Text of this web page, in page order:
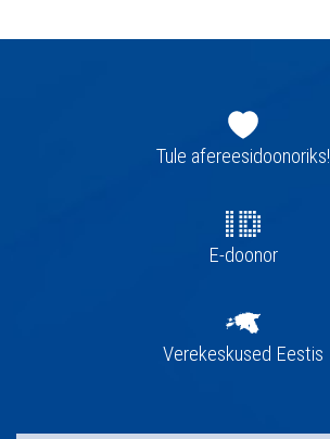
navigatsioonTule afereesidoonoriks!
E-doonor
Verekeskused Eestis